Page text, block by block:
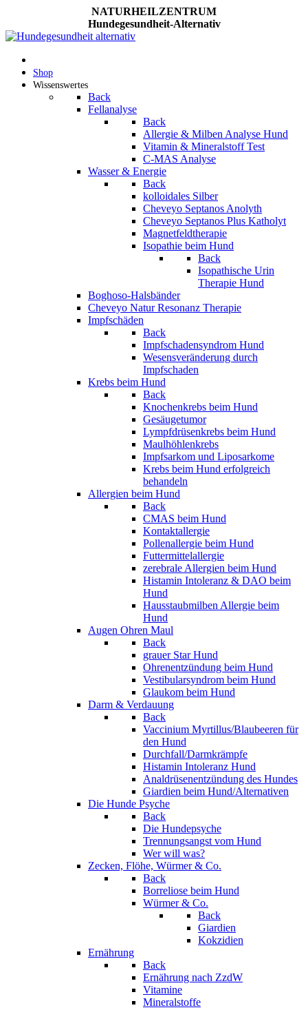
NATURHEILZENTRUM
Hundegesundheit-Alternativ
Shop
Wissenswertes
Back
Fellanalyse
Back
Allergie & Milben Analyse Hund
Vitamin & Mineralstoff Test
C-MAS Analyse
Wasser & Energie
Back
kolloidales Silber
Cheveyo Septanos Anolyth
Cheveyo Septanos Plus Katholyt
Magnetfeldtherapie
Isopathie beim Hund
Back
Isopathische Urin
Therapie Hund
Boghoso-Halsbänder
Cheveyo Natur Resonanz Therapie
Impfschäden
Back
Impfschadensyndrom Hund
Wesensveränderung durch
Impfschaden
Krebs beim Hund
Back
Knochenkrebs beim Hund
Gesäugetumor
Lympfdrüsenkrebs beim Hund
Maulhöhlenkrebs
Impfsarkom und Liposarkome
Krebs beim Hund erfolgreich
behandeln
Allergien beim Hund
Back
CMAS beim Hund
Kontaktallergie
Pollenallergie beim Hund
Futtermittelallergie
zerebrale Allergien beim Hund
Histamin Intoleranz & DAO beim
Hund
Hausstaubmilben Allergie beim
Hund
Augen Ohren Maul
Back
grauer Star Hund
Ohrenentzündung beim Hund
Vestibularsyndrom beim Hund
Glaukom beim Hund
Darm & Verdauung
Back
Vaccinium Myrtillus/Blaubeeren für
den Hund
Durchfall/Darmkrämpfe
Histamin Intoleranz Hund
Analdrüsenentzündung des Hundes
Giardien beim Hund/Alternativen
Die Hunde Psyche
Back
Die Hundepsyche
Trennungsangst vom Hund
Wer will was?
Zecken, Flöhe, Würmer & Co.
Back
Borreliose beim Hund
Würmer & Co.
Back
Giardien
Kokzidien
Ernährung
Back
Ernährung nach ZzdW
Vitamine
Mineralstoffe